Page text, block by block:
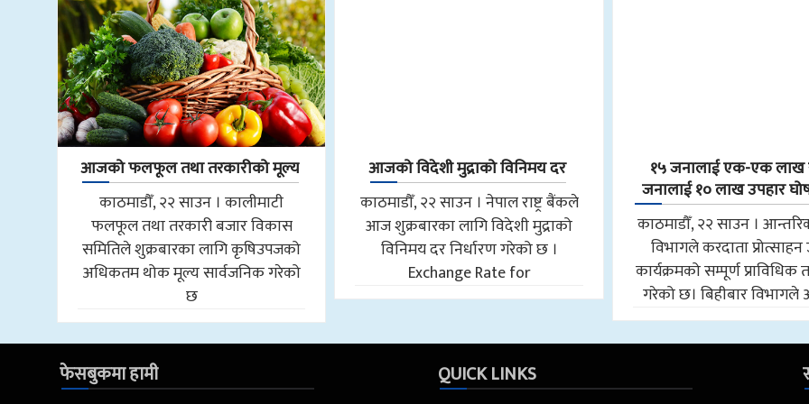
आजको फलफूल तथा तरकारीको मूल्य
काठमाडौँ, २२ साउन । कालीमाटी
फलफूल तथा तरकारी बजार विकास
समितिले शुक्रबारका लागि कृषिउपजको
अधिकतम थोक मूल्य सार्वजनिक गरेको
छ
आजको विदेशी मुद्राको विनिमय दर
काठमाडौँ, २२ साउन । नेपाल राष्ट्र बैंकले
आज शुक्रबारका लागि विदेशी मुद्राको
विनिमय दर निर्धारण गरेको छ ।
Exchange Rate for
१५ जनालाई एक-एक
जनालाई १० लाख उपहार
काठमाडौँ, २२ साउन ।
विभागले करदाता प्रोत्साहन
कार्यक्रमको सम्पूर्ण प्राविधिक
गरेको छ। बिहीबार विभागले
फेसबुकमा हामी QUICK LINKS